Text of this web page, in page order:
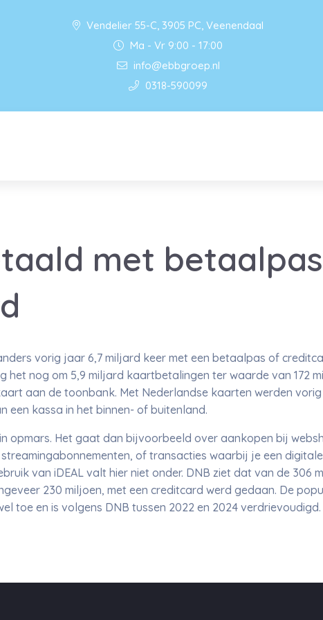
Vendelier 55-C, 3905 PC, Veenendaal
Ma - Vr 9:00 - 17:00
info@ebbgroep.nl
0318-590099
met
vorig jaar 6,7 miljard keer met een betaalpas of
het nog om 5,9 miljard kaartbetalingen ter waarde van 172
aan de toonbank. Met Nederlandse kaarten werden
een kassa in het binnen- of buitenland.
opmars. Het gaat dan bijvoorbeeld over aankopen bij
of transacties waarbij je een
van iDEAL valt hier niet onder. DNB ziet dat van de 306
230 miljoen, met een creditcard werd gedaan. De
toe en is volgens DNB tussen 2022 en 2024 verdrievoudigd.